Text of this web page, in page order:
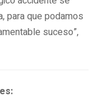
para que podamos
suceso”,